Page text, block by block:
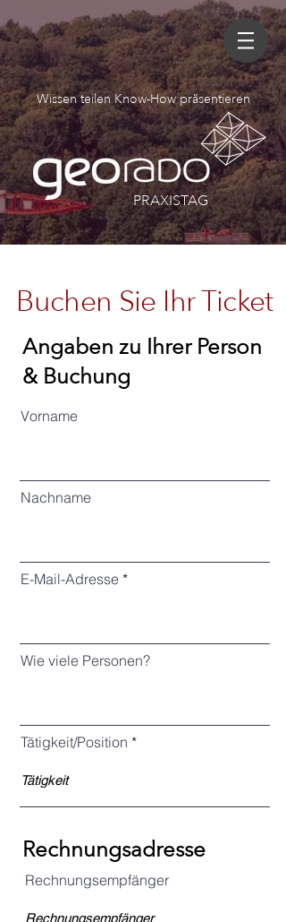
Wissen teilen Know-How präsentieren
PRAXISTAG
Buchen Sie Ihr Ticket
Angaben zu Ihrer Person
& Buchung
Vorname
Nachname
E-Mail-Adresse
Wie viele Personen?
Tätigkeit/Position
Rechnungsadresse
Rechnungsempfänger